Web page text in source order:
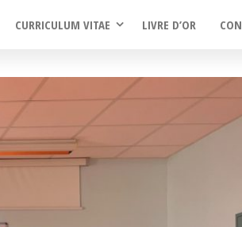
CURRICULUM VITAE LIVRE D’OR